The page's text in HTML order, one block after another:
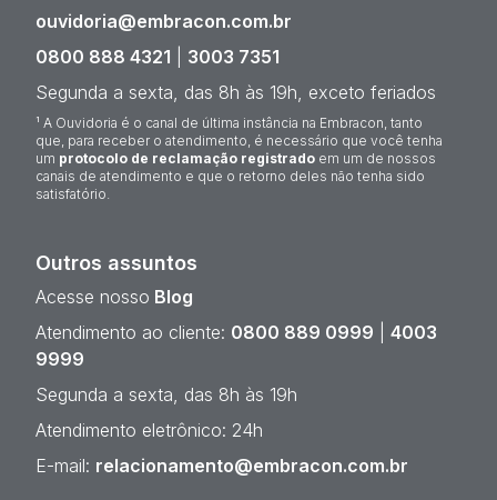
ouvidoria@embracon.com.br
0800 888 4321
3003 7351
Segunda a sexta, das 8h às 19h, exceto feriados
¹ A Ouvidoria é o canal de última instância na Embracon, tanto
que, para receber o atendimento, é necessário que você tenha
um protocolo de reclamação registrado em um de nossos
canais de atendimento e que o retorno deles não tenha sido
satisfatório.
Outros assuntos
Acesse nosso Blog
Atendimento ao cliente: 0800 889 0999
4003
9999
Segunda a sexta, das 8h às 19h
Atendimento eletrônico: 24h
E-mail: relacionamento@embracon.com.br